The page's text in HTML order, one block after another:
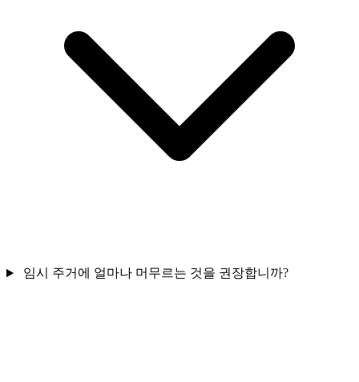
임시 주거에 얼마나 머무르는 것을 권장합니까?